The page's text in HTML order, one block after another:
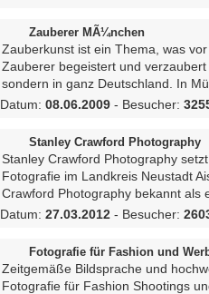
Zauberer MÃ¼nchen
Zauberkunst ist ein Thema, was
Zauberer begeistert und
sondern in ganz Deutschland. In
Datum: 08.06.2009 - Besucher:
Stanley Crawford Photography
Stanley Crawford Photography
Fotografie im Landkreis Neustadt
Crawford Photography bekannt als
Datum: 27.03.2012 - Besucher:
Fotografie für Fashion und
Zeitgemäße Bildsprache und
Fotografie für Fashion Shootings